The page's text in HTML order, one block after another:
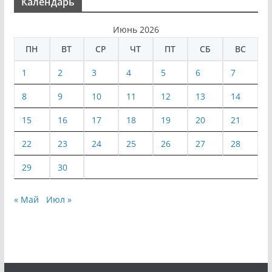
Июнь 2026
ПН
ВТ СР ЧТ ПТ СБ ВС
1 2 3 4 5 6 7
8 9 10 11 12 13 14
15 16 17 18 19 20 21
22 23 24 25 26 27 28
29 30
« Май Июл »